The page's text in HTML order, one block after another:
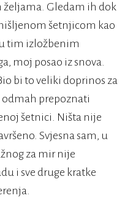
željama. Gledam ih dok
šetnjicom kao
tim izložbenim
moj posao iz snova.
bi to veliki doprinos za
prepoznati
šetnici. Ništa nije
Svjesna sam, u
za mir nije
i sve druge kratke